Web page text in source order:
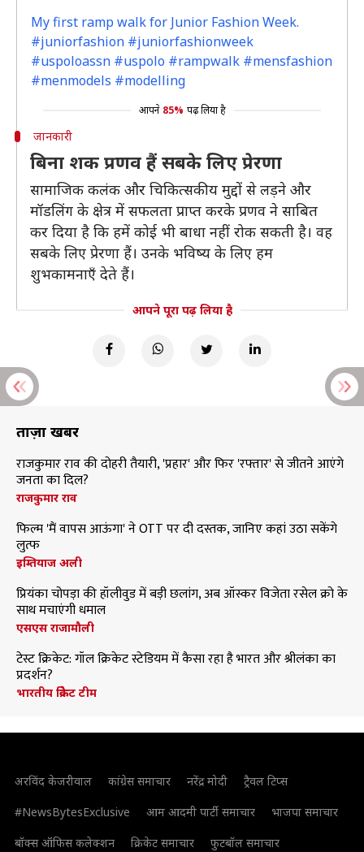
My first ramp walk for Junior Fashion Week.
#juniorfashion #juniorfashionweek
#uspoloassn #uspolo #rampwalk #mensfashion
#menmodels #modelling
आपने 85% पढ़ लिया है
जानकारी
बिना शक प्रणव हैं सबके लिए प्रेरणा
सामाजिक कलंक और चिकित्सकीय मुद्दों से लड़ने और
मॉडलिंग के क्षेत्र में सफलता प्राप्त करके प्रणव ने साबित
कर दिया है कि हमें कोई भी बाधा नहीं रोक सकती है। वह
सबके लिए प्रेरणा हैं। उनके भविष्य के लिए हम
शुभकामनाएँ देते हैं।
आपने पूरा पढ़ लिया है
ताज़ा खबरें
राजकुमार राव की दोहरी तैयारी, 'प्रहार' और फिर 'रफ्तार' से जीतने आएंगे
जनता का दिल?
राजकुमार राव
फिल्म 'मैं वापस आऊंगा' ने OTT पर दी दस्तक, जानिए कहां उठा सकेंगे
लुत्फ
इम्तियाज अली
प्रियंका चोपड़ा की हॉलीवुड में बड़ी छलांग, अब ऑस्कर विजेता रसेल क्रो के
साथ मचाएंगी धमाल
एसएस राजामौली
टेस्ट क्रिकेट: गॉल क्रिकेट स्टेडियम में कैसा रहा है भारत और श्रीलंका का
प्रदर्शन?
भारतीय क्रिकेट टीम
अरविंद केजरीवाल कांग्रेस समाचार नरेंद्र मोदी
ट्रैवल टिप्स
#NewsBytesExclusive
आम आदमी पार्टी समाचार
भाजपा समाचार
बॉक्स ऑफिस कलेक्शन
क्रिकेट समाचार फुटबॉल समाचार